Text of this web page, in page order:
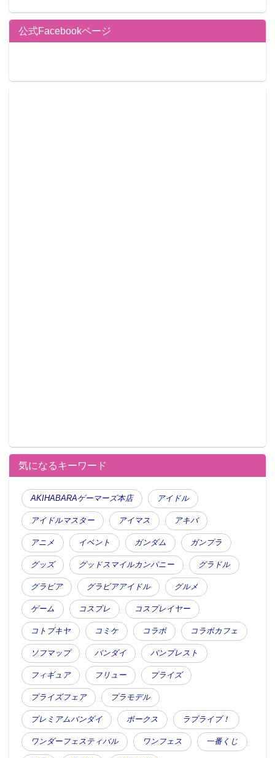
公式Facebookページ
気になるキーワード
AKIHABARAゲーマーズ本店 アイドル
アイドルマスター アイマス アキバ
アニメ イベント ガンダム ガンプラ
グッズ グッドスマイルカンパニー グラドル
グラビア グラビアアイドル グルメ
ゲーム コスプレ コスプレイヤー
コトブキヤ コミケ コラボ コラボカフェ
ソフマップ バンダイ バンプレスト
フィギュア フリュー プライズ
プライズフェア プラモデル
プレミアムバンダイ ボークス ラブライブ！
ワンダーフェスティバル ワンフェス 一番くじ